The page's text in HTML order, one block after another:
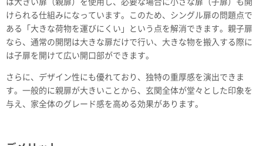
は大きい扉（親扉）を使用し、必要な場合に小さな扉（子扉）も開
けられる仕組みになっています。このため、シングル扉の問題点で
ある「大きな荷物を運びにくい」という点を解消できます。親子扉
なら、通常の開閉は大きな扉だけで行い、大きな物を搬入する際に
は子扉を開けて広い開口部ができます。
さらに、デザイン性にも優れており、独特の重厚感を演出できま
す。一般的に親扉が大きいことから、玄関全体が堂々とした印象を
与え、家全体のグレード感を高める効果があります。